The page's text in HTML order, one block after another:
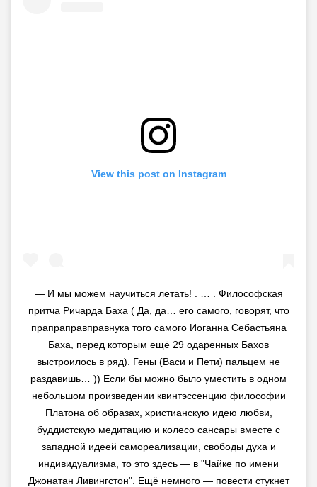
View this post on Instagram
— И мы можем научиться летать! . … . Философская
притча Ричарда Баха ( Да, да… его самого, говорят, что
прапраправправнука того самого Иоганна Себастьяна
Баха, перед которым ещё 29 одаренных Бахов
выстроилось в ряд). Гены (Васи и Пети) пальцем не
раздавишь… )) Если бы можно было уместить в одном
небольшом произведении квинтэссенцию философии
Платона об образах, христианскую идею любви,
буддистскую медитацию и колесо сансары вместе с
западной идеей самореализации, свободы духа и
индивидуализма, то это здесь — в "Чайке по имени
Джонатан Ливингстон". Ещё немного — повести стукнет